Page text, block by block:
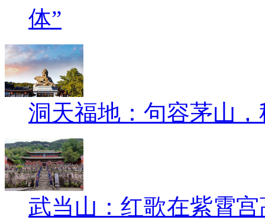
体”
洞天福地：句容茅山
武当山：红歌在紫霄